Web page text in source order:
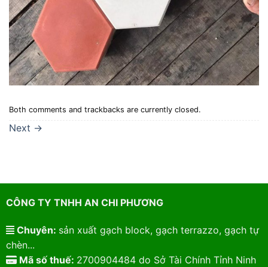
Both comments and trackbacks are currently closed.
Next →
CÔNG TY TNHH AN CHI PHƯƠNG
Chuyên: sản xuất gạch block, gạch terrazzo, gạch tự
chèn...
Mã số thuế: 2700904484 do Sở Tài Chính Tỉnh Ninh